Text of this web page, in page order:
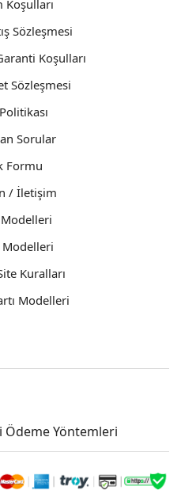
Koşulları
Sözleşmesi
Koşulları
Sözleşmesi
Sorular
Formu
/ İletişim
Kuralları
Modelleri
Ödeme Yöntemleri